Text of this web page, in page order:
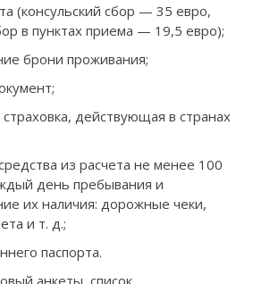
(консульский сбор — 35 евро,
в пунктах приема — 19,5 евро);
брони проживания;
действующая в странах
из расчета не менее 100
день пребывания и
их наличия: дорожные чеки,
и т. д.;
паспорта.
анкеты, список